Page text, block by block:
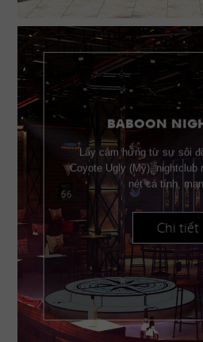
BABOON
Lấy cảm hứng từ sự sôi
Coyote Ugly (Mỹ), nightclub
nét cá tính,
Chi tiết